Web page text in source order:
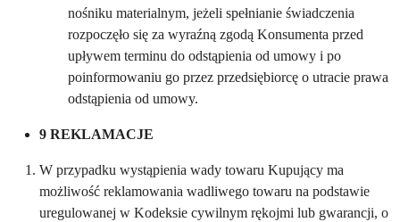
nośniku materialnym, jeżeli spełnianie świadczenia
rozpoczęło się za wyraźną zgodą Konsumenta przed
upływem terminu do odstąpienia od umowy i po
poinformowaniu go przez przedsiębiorcę o utracie prawa
odstąpienia od umowy.
9 REKLAMACJE
W przypadku wystąpienia wady towaru Kupujący ma
możliwość reklamowania wadliwego towaru na podstawie
uregulowanej w Kodeksie cywilnym rękojmi lub gwarancji, o